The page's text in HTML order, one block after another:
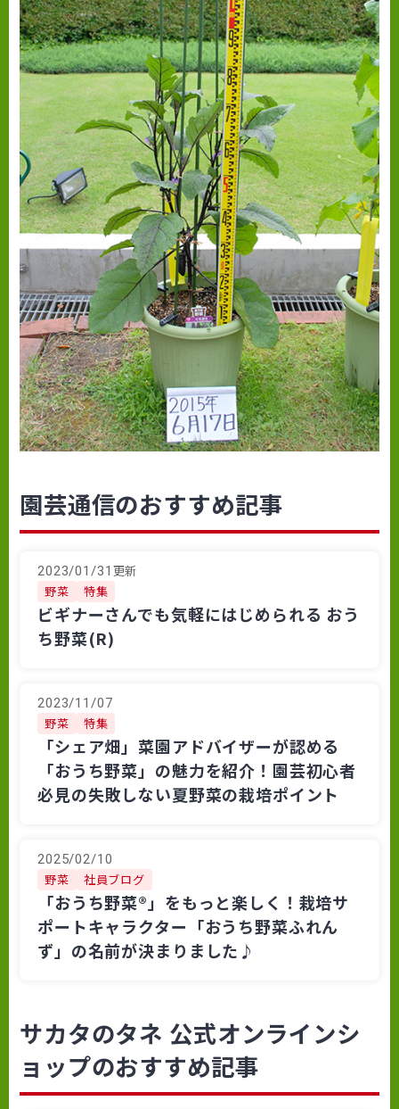
園芸通信のおすすめ記事
2023/01/31 更新
野菜
特集
ビギナーさんでも気軽にはじめられる おう
ち野菜(R)
2023/11/07
野菜 特集
「シェア畑」菜園アドバイザーが認める
「おうち野菜」の魅力を紹介！園芸初心者
必見の失敗しない夏野菜の栽培ポイント
2025/02/10
野菜 社員ブログ
「おうち野菜®」をもっと楽しく！栽培サ
ポートキャラクター「おうち野菜ふれん
ず」の名前が決まりました♪
サカタのタネ 公式オンラインシ
ョップのおすすめ記事